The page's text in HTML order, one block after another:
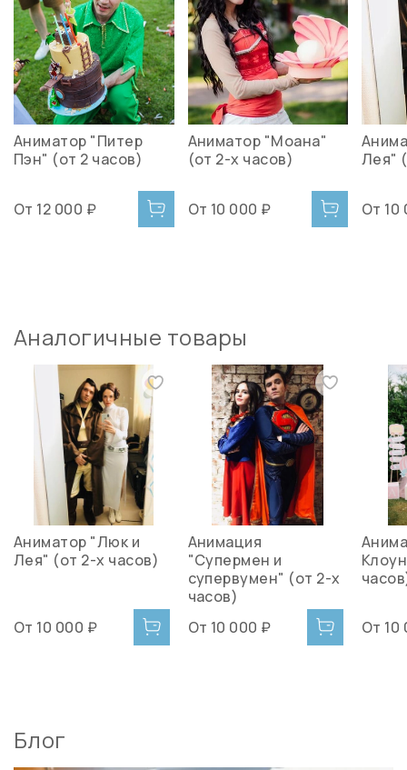
Аниматор "Питер
Пэн" (от 2 часов)
От 12 000 ₽
Аниматор "Моана"
(от 2-х часов)
От 10 000 ₽
Лея"
От 10
Аналогичные товары
Аниматор "Люк и
Лея" (от 2-х часов)
От 10 000 ₽
Анимация
"Супермен и
супервумен" (от 2-х
часов)
От 10 000 ₽ От 10
Блог